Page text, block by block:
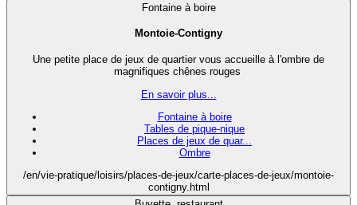
Fontaine à boire
Montoie-Contigny
Une petite place de jeux de quartier vous accueille à l'ombre de
magnifiques chênes rouges
En savoir plus...
Fontaine à boire
Tables de pique-nique
Places de jeux de quar...
Ombre
/en/vie-pratique/loisirs/places-de-jeux/carte-places-de-jeux/montoie-
contigny.html